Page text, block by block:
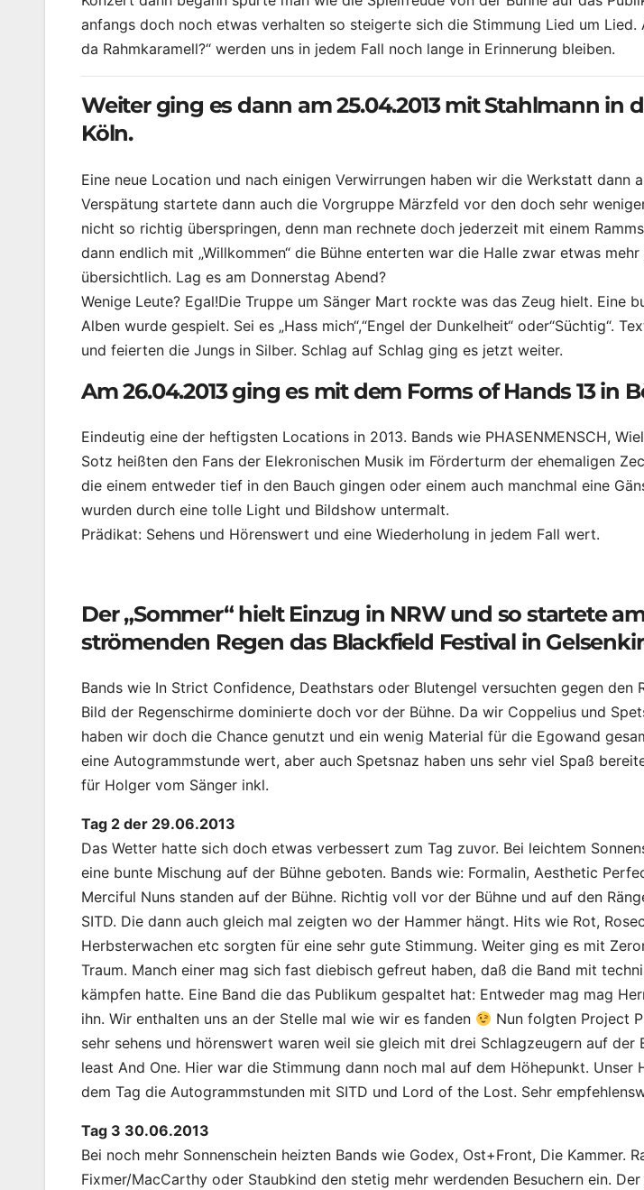
anfangs doch noch etwas verhalten so steigerte sich die Stimmung Lied um Lied.
da Rahmkaramell?“ werden uns in jedem Fall noch lange in Erinnerung bleiben.
Weiter ging es dann am 25.04.2013 mit Stahlmann in
Köln.
Eine neue Location und nach einigen Verwirrungen haben wir die Werkstatt dann
Verspätung startete dann auch die Vorgruppe Märzfeld vor den doch sehr
nicht so richtig überspringen, denn man rechnete doch jederzeit mit einem
dann endlich mit „Willkommen“ die Bühne enterten war die Halle zwar etwas
übersichtlich. Lag es am Donnerstag Abend?
Wenige Leute? Egal!Die Truppe um Sänger Mart rockte was das Zeug hielt. Eine
Alben wurde gespielt. Sei es „Hass mich“,“Engel der Dunkelheit“ oder“Süchtig“.
und feierten die Jungs in Silber. Schlag auf Schlag ging es jetzt weiter.
Am 26.04.2013 ging es mit dem Forms of Hands 13 in
Eindeutig eine der heftigsten Locations in 2013. Bands wie PHASENMENSCH,
Sotz heißten den Fans der Elekronischen Musik im Förderturm der ehemaligen
die einem entweder tief in den Bauch gingen oder einem auch manchmal eine
wurden durch eine tolle Light und Bildshow untermalt.
Prädikat: Sehens und Hörenswert und eine Wiederholung in jedem Fall wert.
Der „Sommer“ hielt Einzug in NRW und so startete am
strömenden Regen das Blackfield Festival in
Bands wie In Strict Confidence, Deathstars oder Blutengel versuchten gegen den
Bild der Regenschirme dominierte doch vor der Bühne. Da wir Coppelius und
haben wir doch die Chance genutzt und ein wenig Material für die Egowand
eine Autogrammstunde wert, aber auch Spetsnaz haben uns sehr viel Spaß
für Holger vom Sänger inkl.
Tag 2 der 29.06.2013
Das Wetter hatte sich doch etwas verbessert zum Tag zuvor. Bei leichtem
eine bunte Mischung auf der Bühne geboten. Bands wie: Formalin, Aesthetic
Merciful Nuns standen auf der Bühne. Richtig voll vor der Bühne und auf den
SITD. Die dann auch gleich mal zeigten wo der Hammer hängt. Hits wie Rot,
Herbsterwachen etc sorgten für eine sehr gute Stimmung. Weiter ging es mit
Traum. Manch einer mag sich fast diebisch gefreut haben, daß die Band mit
kämpfen hatte. Eine Band die das Publikum gespaltet hat: Entweder mag mag
ihn. Wir enthalten uns an der Stelle mal wie wir es fanden
Nun folgten Project
sehr sehens und hörenswert waren weil sie gleich mit drei Schlagzeugern auf der
least And One. Hier war die Stimmung dann noch mal auf dem Höhepunkt. Unser
dem Tag die Autogrammstunden mit SITD und Lord of the Lost. Sehr
Tag 3 30.06.2013
Bei noch mehr Sonnenschein heizten Bands wie Godex, Ost+Front, Die Kammer.
Fixmer/MacCarthy oder Staubkind den stetig mehr werdenden Besuchern ein.